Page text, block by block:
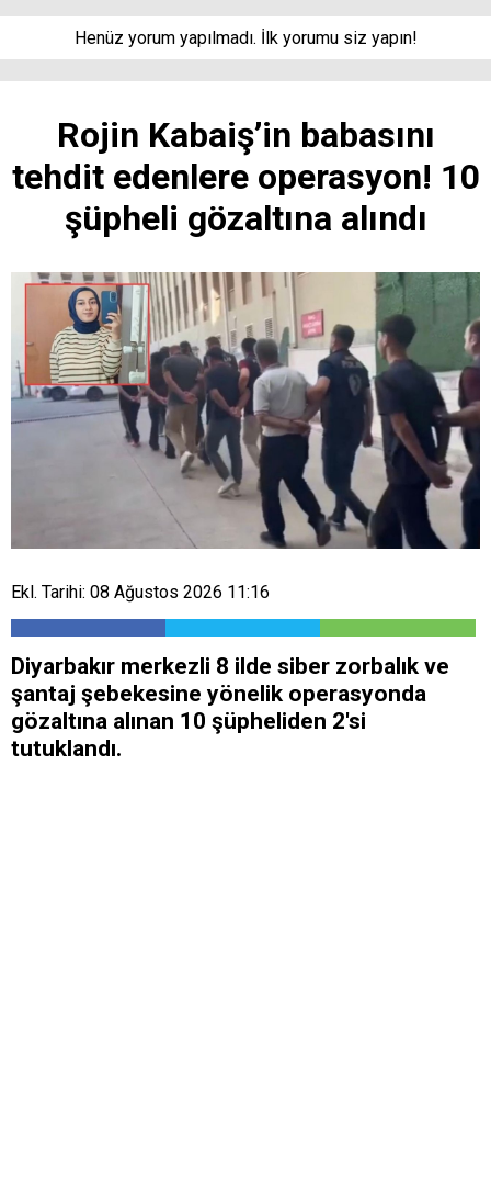
Henüz yorum yapılmadı. İlk yorumu siz yapın!
Rojin Kabaiş’in babasını
tehdit edenlere operasyon! 10
şüpheli gözaltına alındı
Ekl. Tarihi: 08 Ağustos 2026 11:16
Diyarbakır merkezli 8 ilde siber zorbalık ve
şantaj şebekesine yönelik operasyonda
gözaltına alınan 10 şüpheliden 2'si
tutuklandı.